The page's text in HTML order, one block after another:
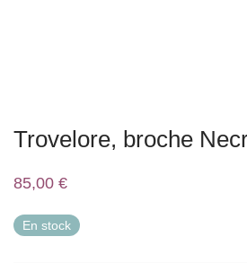
Trovelore, broche
85,00 €
En stock